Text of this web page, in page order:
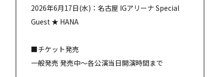
2026年6月17日(水)：名古屋 IGアリーナ Special
Guest ★ HANA
■チケット発売
一般発売 発売中～各公演当日開演時間まで